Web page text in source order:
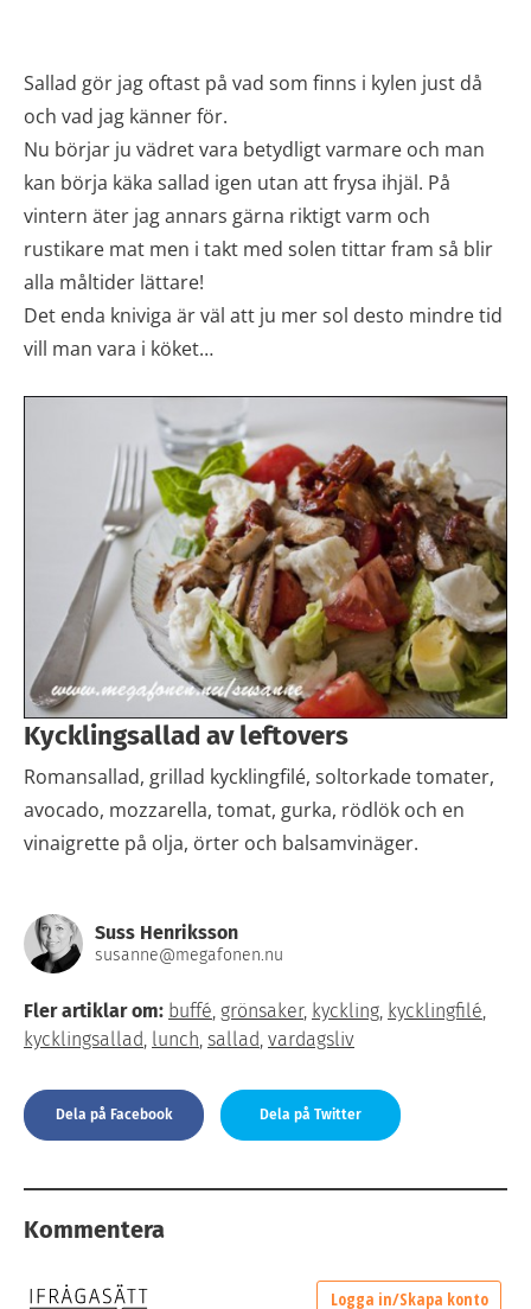
Sallad gör jag oftast på vad som finns i kylen just då
och vad jag känner för.
Nu börjar ju vädret vara betydligt varmare och man
kan börja käka sallad igen utan att frysa ihjäl. På
vintern äter jag annars gärna riktigt varm och
rustikare mat men i takt med solen tittar fram så blir
alla måltider lättare!
Det enda kniviga är väl att ju mer sol desto mindre tid
vill man vara i köket…
Kycklingsallad av leftovers
Romansallad, grillad kycklingfilé, soltorkade tomater,
avocado, mozzarella, tomat, gurka, rödlök och en
vinaigrette på olja, örter och balsamvinäger.
Suss Henriksson
susanne@megafonen.nu
Fler artiklar om: buffé, grönsaker, kyckling, kycklingfilé,
kycklingsallad, lunch, sallad, vardagsliv
Dela på Facebook Dela på Twitter
Kommentera